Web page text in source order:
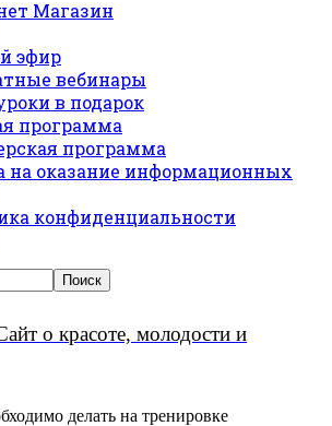
Магазин
эфир
вебинары
в подарок
программа
программа
на оказание информационных
конфиденциальности
о красоте, молодости и
делать на тренировке